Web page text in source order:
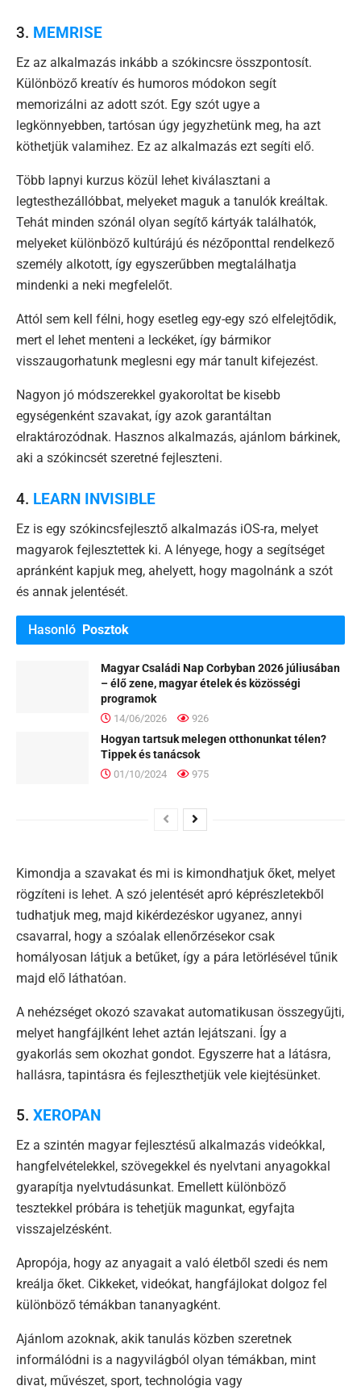
3. MEMRISE
Ez az alkalmazás inkább a szókincsre összpontosít.
Különböző kreatív és humoros módokon segít
memorizálni az adott szót. Egy szót ugye a
legkönnyebben, tartósan úgy jegyzhetünk meg, ha azt
köthetjük valamihez. Ez az alkalmazás ezt segíti elő.
Több lapnyi kurzus közül lehet kiválasztani a
legtesthezállóbbat, melyeket maguk a tanulók kreáltak.
Tehát minden szónál olyan segítő kártyák találhatók,
melyeket különböző kultúrájú és nézőponttal rendelkező
személy alkotott, így egyszerűbben megtalálhatja
mindenki a neki megfelelőt.
Attól sem kell félni, hogy esetleg egy-egy szó elfelejtődik,
mert el lehet menteni a leckéket, így bármikor
visszaugorhatunk meglesni egy már tanult kifejezést.
Nagyon jó módszerekkel gyakoroltat be kisebb
egységenként szavakat, így azok garantáltan
elraktározódnak. Hasznos alkalmazás, ajánlom bárkinek,
aki a szókincsét szeretné fejleszteni.
4. LEARN INVISIBLE
Ez is egy szókincsfejlesztő alkalmazás iOS-ra, melyet
magyarok fejlesztettek ki. A lényege, hogy a segítséget
apránként kapjuk meg, ahelyett, hogy magolnánk a szót
és annak jelentését.
Hasonló Posztok
Magyar Családi Nap Corbyban 2026 júliusában
– élő zene, magyar ételek és közösségi
programok
14/06/2026 926
Hogyan tartsuk melegen otthonunkat télen?
Tippek és tanácsok
01/10/2024 975
Kimondja a szavakat és mi is kimondhatjuk őket, melyet
rögzíteni is lehet. A szó jelentését apró képrészletekből
tudhatjuk meg, majd kikérdezéskor ugyanez, annyi
csavarral, hogy a szóalak ellenőrzésekor csak
homályosan látjuk a betűket, így a pára letörlésével tűnik
majd elő láthatóan.
A nehézséget okozó szavakat automatikusan összegyűjti,
melyet hangfájlként lehet aztán lejátszani. Így a
gyakorlás sem okozhat gondot. Egyszerre hat a látásra,
hallásra, tapintásra és fejleszthetjük vele kiejtésünket.
5. XEROPAN
Ez a szintén magyar fejlesztésű alkalmazás videókkal,
hangfelvételekkel, szövegekkel és nyelvtani anyagokkal
gyarapítja nyelvtudásunkat. Emellett különböző
tesztekkel próbára is tehetjük magunkat, egyfajta
visszajelzésként.
Apropója, hogy az anyagait a való életből szedi és nem
kreálja őket. Cikkeket, videókat, hangfájlokat dolgoz fel
különböző témákban tananyagként.
Ajánlom azoknak, akik tanulás közben szeretnek
informálódni is a nagyvilágból olyan témákban, mint
divat, művészet, sport, technológia vagy